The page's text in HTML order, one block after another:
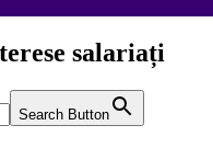
salariați
Search Button